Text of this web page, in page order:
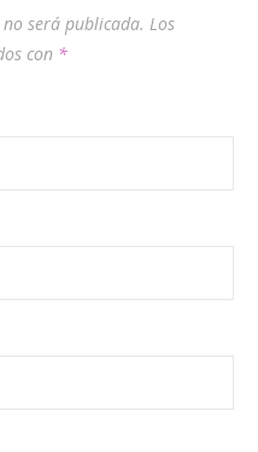
será publicada. Los
con *